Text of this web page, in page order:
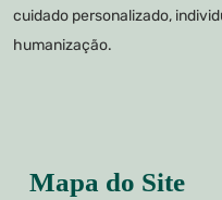
cuidado personalizado,
humanização.
Mapa do Site